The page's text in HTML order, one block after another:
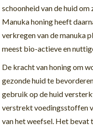
schoonheid van de huid
Manuka honing heeft
verkregen van de manuka
meest bio-actieve en
De kracht van honing om
gezonde huid te
gebruik op de huid
verstrekt voedingsstoffen
van het weefsel. Het bevat